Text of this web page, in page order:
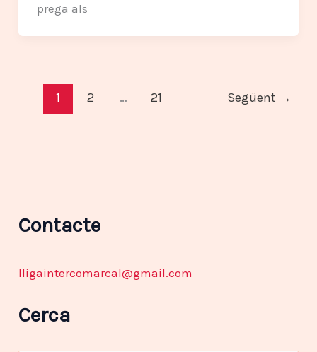
prega als
1 2 … 21 Següent →
Contacte
lligaintercomarcal@gmail.com
Cerca